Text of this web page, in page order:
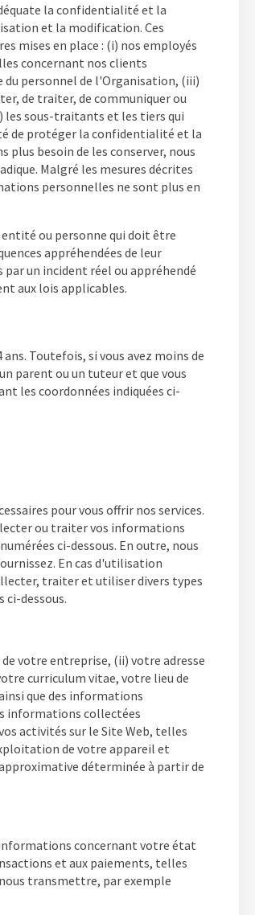
la confidentialité et la
et la modification. Ces
mises en place : (i) nos employés
concernant nos clients
du personnel de l'Organisation, (iii)
de traiter, de communiquer ou
les sous-traitants et les tiers qui
de protéger la confidentialité et la
besoin de les conserver, nous
Malgré les mesures décrites
personnelles ne sont plus en
ou personne qui doit être
appréhendées de leur
un incident réel ou appréhendé
aux lois applicables.
Toutefois, si vous avez moins de
parent ou un tuteur et que vous
les coordonnées indiquées ci-
pour vous offrir nos services.
ou traiter vos informations
ci-dessous. En outre, nous
En cas d'utilisation
traiter et utiliser divers types
dessous.
votre entreprise, (ii) votre adresse
curriculum vitae, votre lieu de
que des informations
informations collectées
activités sur le Site Web, telles
de votre appareil et
déterminée à partir de
informations concernant votre état
et aux paiements, telles
transmettre, par exemple